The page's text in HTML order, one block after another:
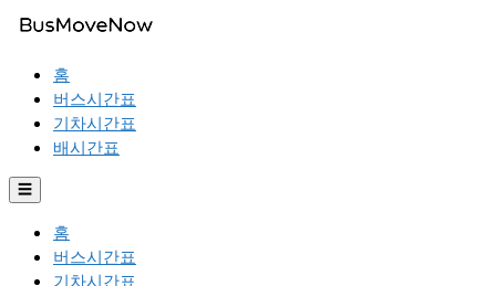
홈
버스시간표
기차시간표
배시간표
☰
홈
버스시간표
기차시간표